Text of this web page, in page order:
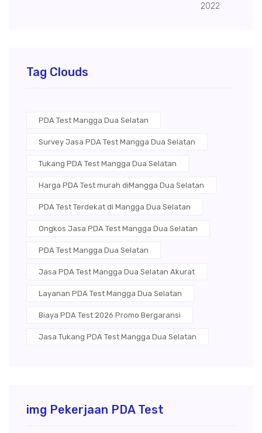
2022
Tag Clouds
PDA Test Mangga Dua Selatan
Survey Jasa PDA Test Mangga Dua Selatan
Tukang PDA Test Mangga Dua Selatan
Harga PDA Test murah diMangga Dua Selatan
PDA Test Terdekat di Mangga Dua Selatan
Ongkos Jasa PDA Test Mangga Dua Selatan
PDA Test Mangga Dua Selatan
Jasa PDA Test Mangga Dua Selatan Akurat
Layanan PDA Test Mangga Dua Selatan
Biaya PDA Test 2026 Promo Bergaransi
Jasa Tukang PDA Test Mangga Dua Selatan
img Pekerjaan PDA Test